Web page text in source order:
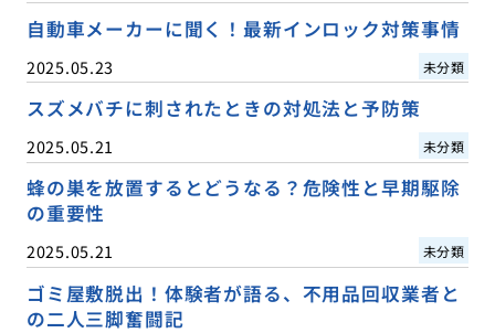
自動車メーカーに聞く！最新インロック対策事情
2025.05.23 未分類
スズメバチに刺されたときの対処法と予防策
2025.05.21 未分類
蜂の巣を放置するとどうなる？危険性と早期駆除
の重要性
2025.05.21 未分類
ゴミ屋敷脱出！体験者が語る、不用品回収業者と
の二人三脚奮闘記